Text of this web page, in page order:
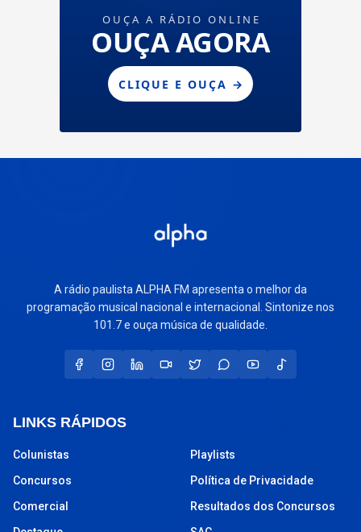
A rádio paulista ALPHA FM apresenta o melhor da
programação musical nacional e internacional. Sintonize nos
101.7 e ouça música de qualidade.
LINKS RÁPIDOS
Colunistas
Concursos
Comercial
Playlists
Política de Privacidade
Resultados dos Concursos